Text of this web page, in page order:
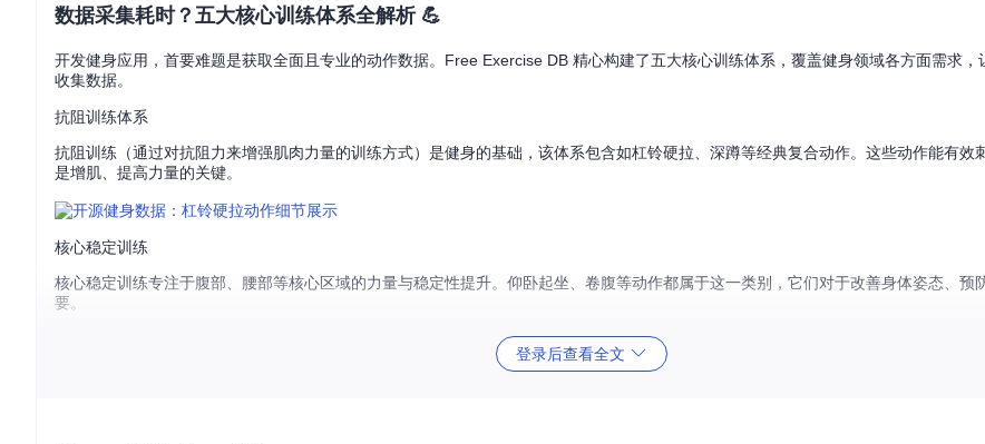
数据采集耗时？五大核心训练体系全解析 💪
开发健身应用，首要难题是获取全面且专业的动作数据。Free Exercise DB 精心构建了五大核心训练体系，覆盖健身领域各方面需求，
收集数据。
抗阻训练体系
抗阻训练（通过对抗阻力来增强肌肉力量的训练方式）是健身的基础，该体系包含如杠铃硬拉、深蹲等经典复合动作。这些动作能有效
是增肌、提高力量的关键。
核心稳定训练
核心稳定训练专注于腹部、腰部等核心区域的力量与稳定性提升。仰卧起坐、卷腹等动作都属于这一类别，它们对于改善身体姿态、预
要。
登录后查看全文